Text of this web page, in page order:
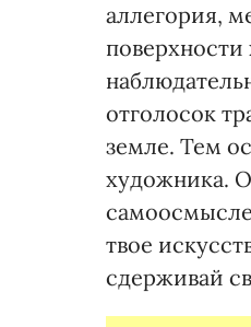
аллегория,
поверхности
отголосок
земле. Тем
художника.
твое
сдерживай